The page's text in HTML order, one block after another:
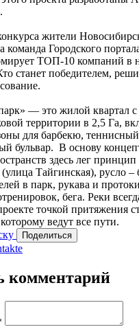
жители
команда Городского
ТОП-10 компаний в
станет победителем,
— это жилой квартал
территории в 2,5 Га,
для барбекю,
бульвар. В основу
здесь лег
(улица Тайгинская), русло –
в парк, рукава и
бега. Реки
точкой притяжения
ведут все пути.
Поделиться
комментарий